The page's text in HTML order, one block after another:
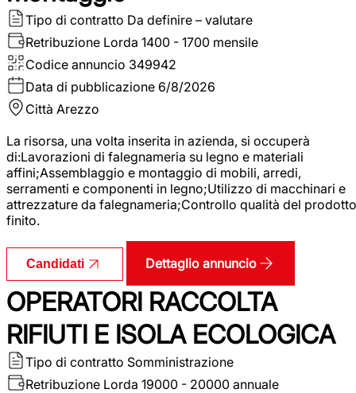
Tipo di contratto Da definire – valutare
Retribuzione Lorda 1400 - 1700 mensile
Codice annuncio 349942
Data di pubblicazione 6/8/2026
Città Arezzo
La risorsa, una volta inserita in azienda, si occuperà
di:Lavorazioni di falegnameria su legno e materiali
affini;Assemblaggio e montaggio di mobili, arredi,
serramenti e componenti in legno;Utilizzo di macchinari e
attrezzature da falegnameria;Controllo qualità del prodotto
finito.
Candidati Dettaglio annuncio
OPERATORI RACCOLTA
RIFIUTI E ISOLA ECOLOGICA
Tipo di contratto Somministrazione
Retribuzione Lorda 19000 - 20000 annuale